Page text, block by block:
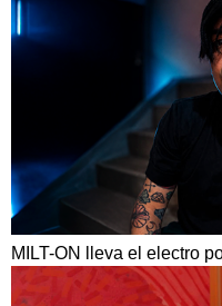
MILT-ON lleva el electro